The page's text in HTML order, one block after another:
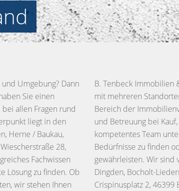
Umgebung? Dann
Sie einen
allen Fragen rund
liegt in den
Herne / Baukau,
28,
Fachwissen
Lösung zu finden. Ob
wir stehen Ihnen
B. Tenbeck Immobilien
mit mehreren
Bereich der
und Betreuung bei
kompetentes Team
Bedürfnisse zu finden
gewährleisten. Wir sind
Dingden, Bocholt-
Crispinusplatz 2, 46399